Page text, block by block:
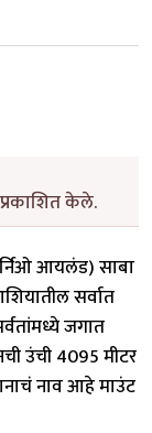
केले.
आयलंड) साबा
सर्वात
जगात
उंची 4095 मीटर
नाव आहे माउंट